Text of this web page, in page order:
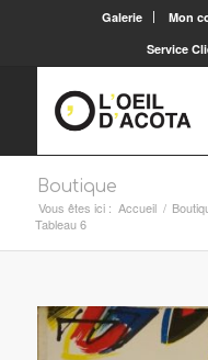
Galerie Mon
Service
Boutique
Vous êtes ici : Accueil /
Tableau 6